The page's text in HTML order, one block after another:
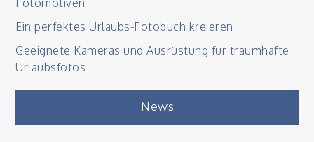
Ein perfektes Urlaubs-Fotobuch kreieren
Geeignete Kameras und Ausrüstung für traumhafte
Urlaubsfotos
News